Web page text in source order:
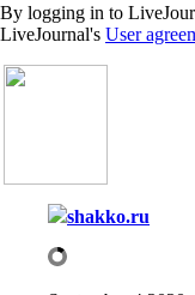
By logging in to
LiveJournal's User
shakko.ru